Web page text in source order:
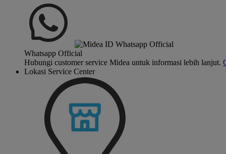
Whatsapp Official
Hubungi customer service Midea untuk informasi lebih lanjut.
Lokasi Service Center